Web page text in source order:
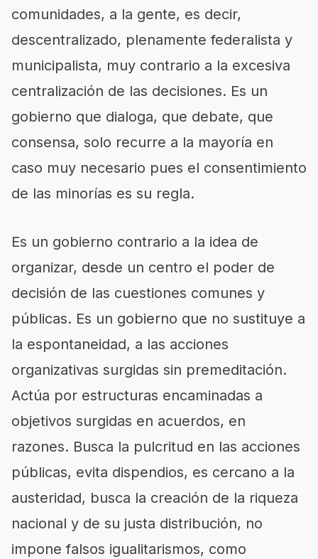
comunidades, a la gente, es decir,
descentralizado, plenamente federalista y
municipalista, muy contrario a la excesiva
centralización de las decisiones. Es un
gobierno que dialoga, que debate, que
consensa, solo recurre a la mayoría en
caso muy necesario pues el consentimiento
de las minorías es su regla.
Es un gobierno contrario a la idea de
organizar, desde un centro el poder de
decisión de las cuestiones comunes y
públicas. Es un gobierno que no sustituye a
la espontaneidad, a las acciones
organizativas surgidas sin premeditación.
Actúa por estructuras encaminadas a
objetivos surgidas en acuerdos, en
razones. Busca la pulcritud en las acciones
públicas, evita dispendios, es cercano a la
austeridad, busca la creación de la riqueza
nacional y de su justa distribución, no
impone falsos igualitarismos, como